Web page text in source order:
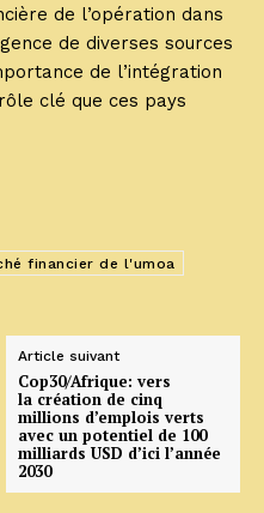
de l’opération dans
de diverses sources
de l’intégration
clé que ces pays
financier de l'umoa
Article suivant
Cop30/Afrique: vers
la création de cinq
millions d’emplois verts
avec un potentiel de 100
milliards USD d’ici l’année
2030